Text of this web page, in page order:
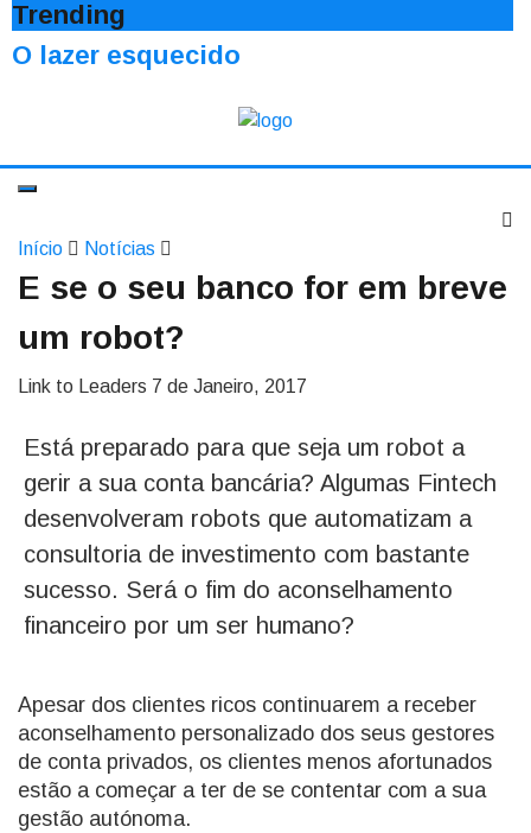
Trending
O lazer esquecido
Início Notícias
E se o seu banco for em breve
um robot?
Link to Leaders 7 de Janeiro, 2017
Está preparado para que seja um robot a
gerir a sua conta bancária? Algumas Fintech
desenvolveram robots que automatizam a
consultoria de investimento com bastante
sucesso. Será o fim do aconselhamento
financeiro por um ser humano?
Apesar dos clientes ricos continuarem a receber
aconselhamento personalizado dos seus gestores
de conta privados, os clientes menos afortunados
estão a começar a ter de se contentar com a sua
gestão autónoma.